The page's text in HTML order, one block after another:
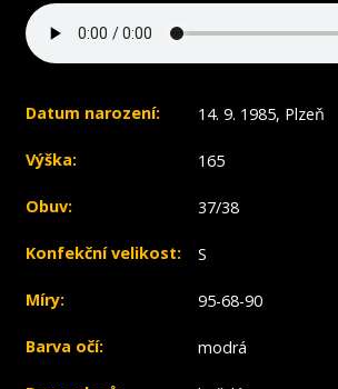
Datum narození: 14. 9. 1985, Plzeň
Výška: 165
Obuv: 37/38
Konfekční velikost: S
Míry: 95-68-90
Barva očí: modrá